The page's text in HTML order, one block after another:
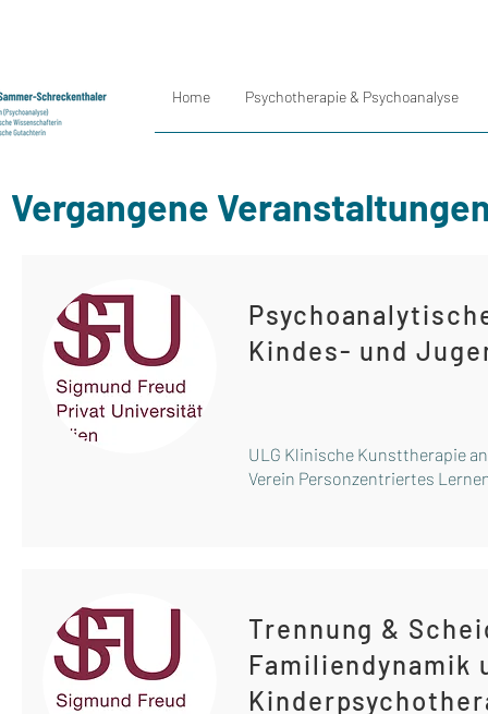
Home Psychotherapie & Psychoanalyse
Vergangene
Kindes- und
ULG Klinische Kunsttherapie
Verein Personzentriertes
Trennung &
Familiendynamik